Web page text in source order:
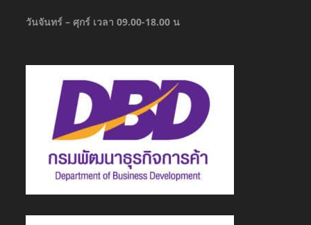
วันจันทร์ – ศุกร์ เวลา 09.00-18.00 น